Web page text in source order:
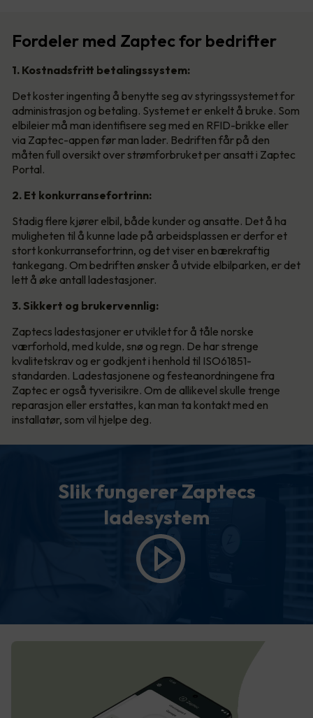
Fordeler med Zaptec for bedrifter
1. Kostnadsfritt betalingssystem:
Det koster ingenting å benytte seg av styringssystemet for
administrasjon og betaling. Systemet er enkelt å bruke. Som
elbileier må man identifisere seg med en RFID-brikke eller
via Zaptec-appen før man lader. Bedriften får på den
måten full oversikt over strømforbruket per ansatt i Zaptec
Portal.
2. Et konkurransefortrinn:
Stadig flere kjører elbil, både kunder og ansatte. Det å ha
muligheten til å kunne lade på arbeidsplassen er derfor et
stort konkurransefortrinn, og det viser en bærekraftig
tankegang. Om bedriften ønsker å utvide elbilparken, er det
lett å øke antall ladestasjoner.
3. Sikkert og brukervennlig:
Zaptecs ladestasjoner er utviklet for å tåle norske
værforhold, med kulde, snø og regn. De har strenge
kvalitetskrav og er godkjent i henhold til ISO61851-
standarden. Ladestasjonene og festeanordningene fra
Zaptec er også tyverisikre. Om de allikevel skulle trenge
reparasjon eller erstattes, kan man ta kontakt med en
installatør, som vil hjelpe deg.
Slik fungerer Zaptecs
ladesystem